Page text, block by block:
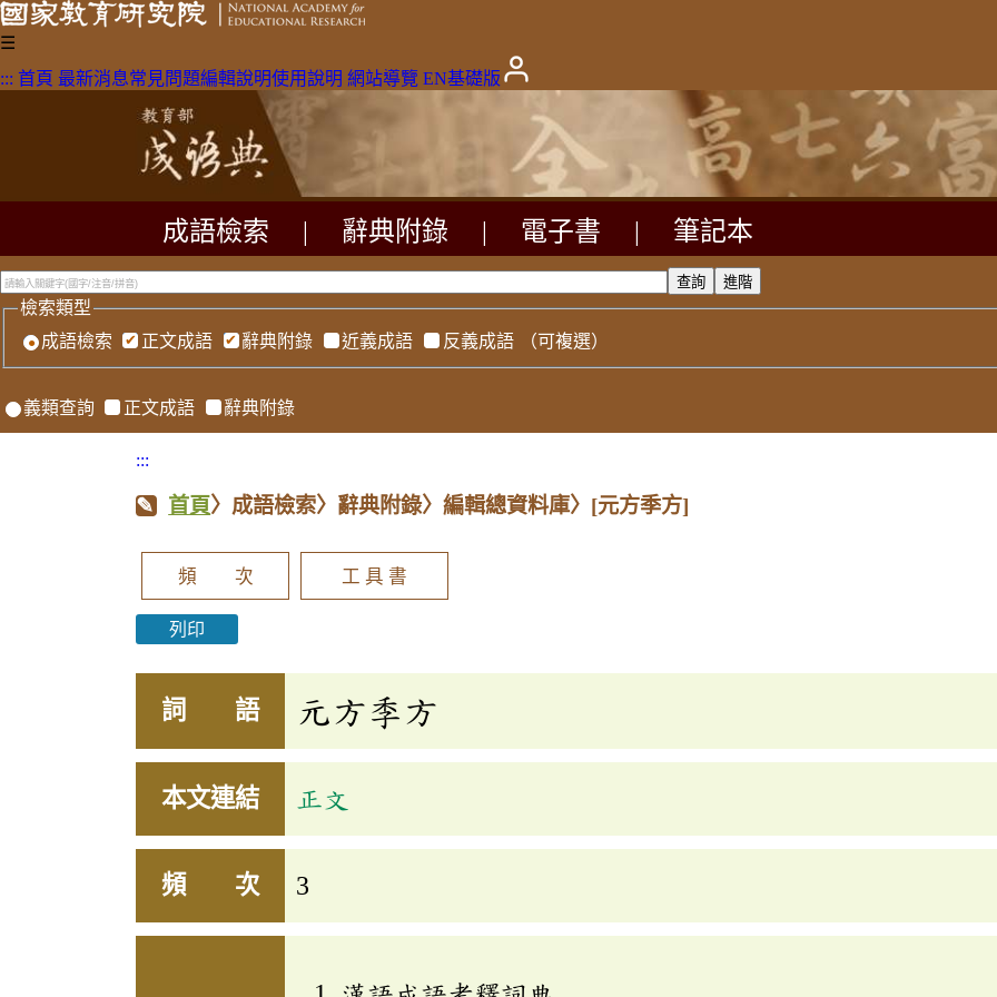
☰
::: 首頁 最新消息常見問題編輯說明使用說明 網站導覽 EN基礎版
成語檢索 辭典附錄 電子書 筆記本
檢索類型
成語檢索
正文成語 辭典附錄 近義成語 反義成語 （可複選）
義類查詢 正文成語 辭典附錄
:::
首頁〉成語檢索〉辭典附錄〉編輯總資料庫〉 [元方季方]
頻 次 工 具 書
列印
詞 語 元方季方
本文連結 正文
頻 次 3